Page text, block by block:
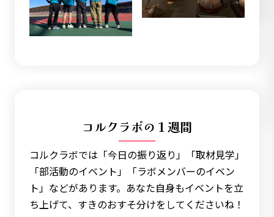
コルクラボの１週間
コルクラボでは「今日の振り返り」「取材見学」
「部活動のイベント」「ラボメンバーのイベン
ト」などがあります。あなた自身もイベントを立
ち上げて、すきのおすそ分けをしてくださいね！